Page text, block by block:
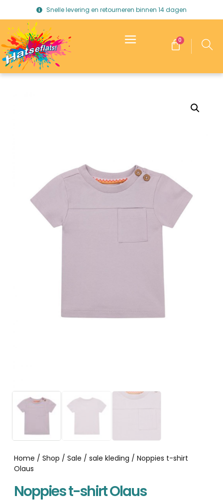
Snelle levering en retourneren binnen 14 dagen
0
Home / Shop / Sale / sale kleding / Noppies t-shirt
Olaus
Noppies t-shirt Olaus